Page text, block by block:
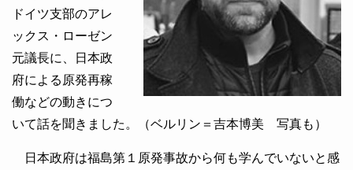
ドイツ支部のアレ
ックス・ローゼン
元議長に、日本政
府による原発再稼
働などの動きにつ
いて話を聞きました。（ベルリン＝吉本博美 写真も）
日本政府は福島第１原発事故から何も学んでいないと感